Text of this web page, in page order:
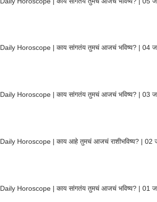
Daily Horoscope | काय सांगतंय तुमचं आजचं भविष्य? | 04
Daily Horoscope | काय सांगतंय तुमचं आजचं भविष्य? | 03
Daily Horoscope | काय आहे तुमचं आजचं राशीभविष्य? | 02
Daily Horoscope | काय सांगतंय तुमचं आजचं भविष्य? | 01